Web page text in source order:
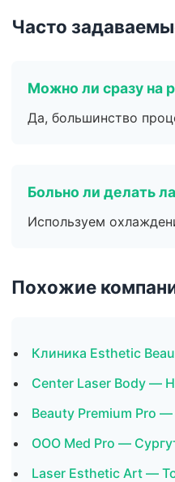
Часто
Можно ли сразу на
Да, большинство
Больно ли делать
Используем
Похожие
Клиника Esthetic
Center Laser Body —
Beauty Premium Pro
ООО Med Pro —
Laser Esthetic Art —